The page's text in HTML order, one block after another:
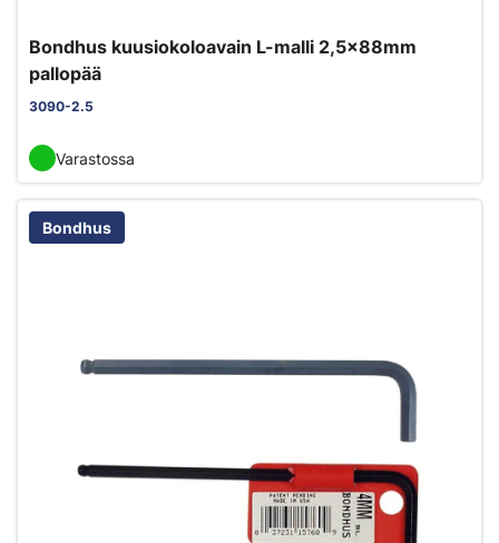
Bondhus kuusiokoloavain L-malli 2,5x88mm
pallopää
3090-2.5
Varastossa
Bondhus